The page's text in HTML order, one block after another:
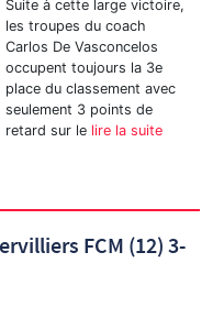
Suite à cette large victoire,
les troupes du coach
Carlos De Vasconcelos
occupent toujours la 3e
place du classement avec
seulement 3 points de
retard sur le lire la suite
FCM (12) 3-